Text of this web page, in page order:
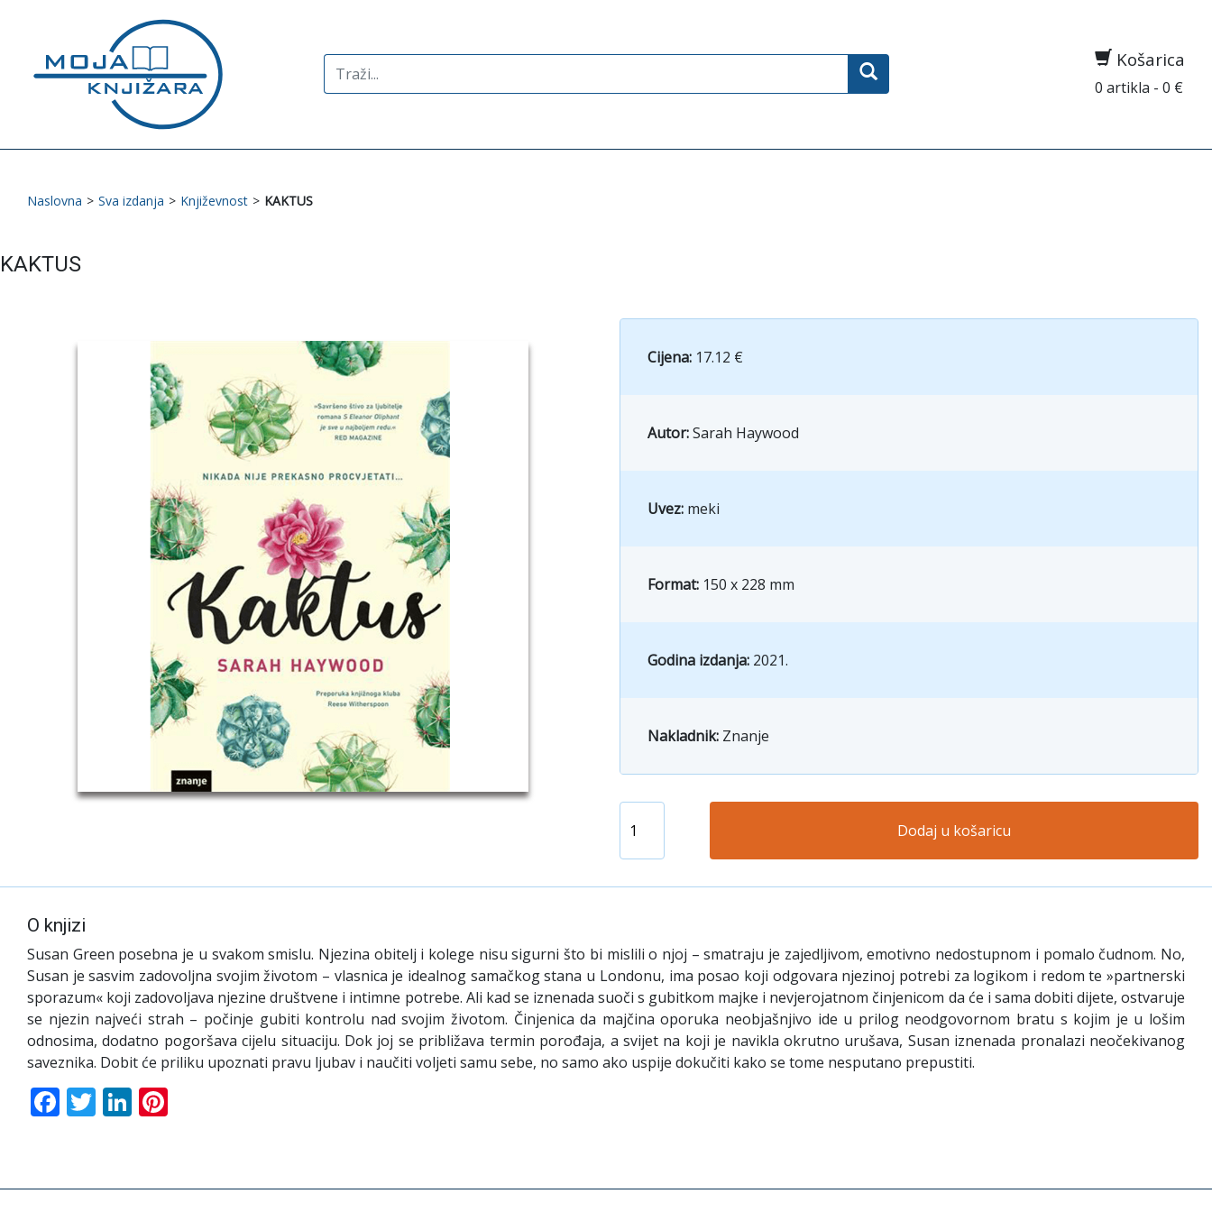
Search
for:
Košarica
0 artikla - 0 €
Naslovna > Sva izdanja > Književnost > KAKTUS
KAKTUS
Cijena: 17.12 €
Autor:Sarah Haywood
Uvez: meki
Format: 150 x 228 mm
Godina izdanja: 2021.
Nakladnik: Znanje
Dodaj u košaricu
O knjizi
Susan Green posebna je u svakom smislu. Njezina obitelj i kolege nisu sigurni što bi mislili o njoj – smatraju je zajedljivom, emotivno nedostupnom i pomalo čudnom. No,
Susan je sasvim zadovoljna svojim životom – vlasnica je idealnog samačkog stana u Londonu, ima posao koji odgovara njezinoj potrebi za logikom i redom te »partnerski
sporazum« koji zadovoljava njezine društvene i intimne potrebe. Ali kad se iznenada suoči s gubitkom majke i nevjerojatnom činjenicom da će i sama dobiti dijete, ostvaruje
se njezin najveći strah – počinje gubiti kontrolu nad svojim životom. Činjenica da majčina oporuka neobjašnjivo ide u prilog neodgovornom bratu s kojim je u lošim
odnosima, dodatno pogoršava cijelu situaciju. Dok joj se približava termin porođaja, a svijet na koji je navikla okrutno urušava, Susan iznenada pronalazi neočekivanog
saveznika. Dobit će priliku upoznati pravu ljubav i naučiti voljeti samu sebe, no samo ako uspije dokučiti kako se tome nesputano prepustiti.
Facebook
TwitterLinkedIn